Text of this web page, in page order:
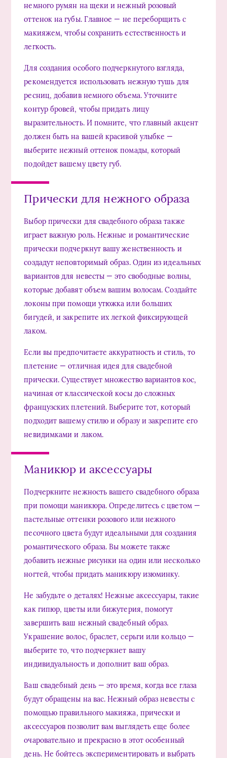
немного румян на щеки и нежный розовый
оттенок на губы. Главное — не переборщить с
макияжем, чтобы сохранить естественность и
легкость.
Для создания особого подчеркнутого взгляда,
рекомендуется использовать нежную тушь для
ресниц, добавив немного объема. Уточните
контур бровей, чтобы придать лицу
выразительность. И помните, что главный акцент
должен быть на вашей красивой улыбке —
выберите нежный оттенок помады, который
подойдет вашему цвету губ.
Прически для нежного образа
Выбор прически для свадебного образа также
играет важную роль. Нежные и романтические
прически подчеркнут вашу женственность и
создадут неповторимый образ. Один из идеальных
вариантов для невесты — это свободные волны,
которые добавят объем вашим волосам. Создайте
локоны при помощи утюжка или больших
бигудей, и закрепите их легкой фиксирующей
лаком.
Если вы предпочитаете аккуратность и стиль, то
плетение — отличная идея для свадебной
прически. Существует множество вариантов кос,
начиная от классической косы до сложных
французских плетений. Выберите тот, который
подходит вашему стилю и образу и закрепите его
невидимками и лаком.
Маникюр и аксессуары
Подчеркните нежность вашего свадебного образа
при помощи маникюра. Определитесь с цветом —
пастельные оттенки розового или нежного
песочного цвета будут идеальными для создания
романтического образа. Вы можете также
добавить нежные рисунки на один или несколько
ногтей, чтобы придать маникюру изюминку.
Не забудьте о деталях! Нежные аксессуары, такие
как гипюр, цветы или бижутерия, помогут
завершить ваш нежный свадебный образ.
Украшение волос, браслет, серьги или кольцо —
выберите то, что подчеркнет вашу
индивидуальность и дополнит ваш образ.
Ваш свадебный день — это время, когда все глаза
будут обращены на вас. Нежный образ невесты с
помощью правильного макияжа, прически и
аксессуаров позволит вам выглядеть еще более
очаровательно и прекрасно в этот особенный
день. Не бойтесь экспериментировать и выбрать